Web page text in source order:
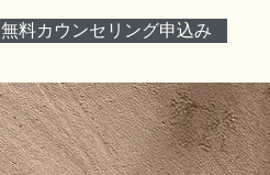
無料カウンセリング申込み